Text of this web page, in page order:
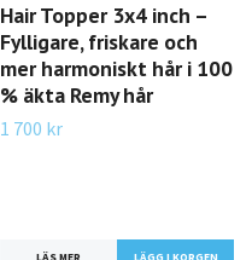
Hair Topper 3x4 inch –
Fylligare, friskare och
mer harmoniskt hår i 100
% äkta Remy hår
1 700 kr